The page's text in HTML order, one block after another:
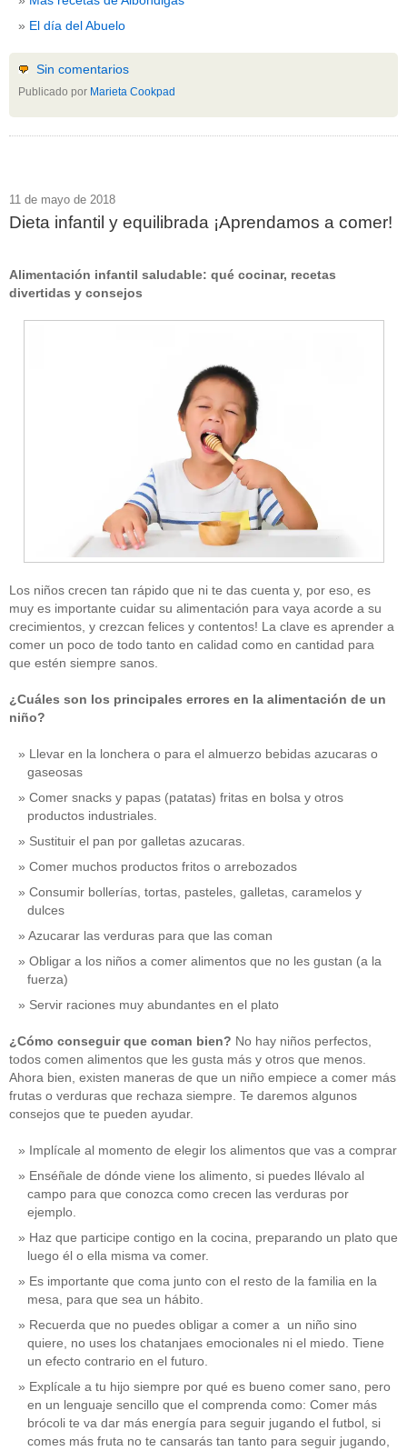
El día del Abuelo
Sin comentarios
Publicado por Marieta Cookpad
11 de mayo de 2018
Dieta infantil y equilibrada ¡Aprendamos a comer!
Alimentación infantil saludable: qué cocinar, recetas
divertidas y consejos
Los niños crecen tan rápido que ni te das cuenta y, por eso, es
muy es importante cuidar su alimentación para vaya acorde a su
crecimientos, y crezcan felices y contentos! La clave es aprender a
comer un poco de todo tanto en calidad como en cantidad para
que estén siempre sanos.
¿Cuáles son los principales errores en la alimentación de un
niño?
Llevar en la lonchera o para el almuerzo bebidas azucaras o
gaseosas
Comer snacks y papas (patatas) fritas en bolsa y otros
productos industriales.
Sustituir el pan por galletas azucaras.
Comer muchos productos fritos o arrebozados
Consumir bollerías, tortas, pasteles, galletas, caramelos y
dulces
Azucarar las verduras para que las coman
Obligar a los niños a comer alimentos que no les gustan (a la
fuerza)
Servir raciones muy abundantes en el plato
¿Cómo conseguir que coman bien? No hay niños perfectos,
todos comen alimentos que les gusta más y otros que menos.
Ahora bien, existen maneras de que un niño empiece a comer más
frutas o verduras que rechaza siempre. Te daremos algunos
consejos que te pueden ayudar.
Implícale al momento de elegir los alimentos que vas a comprar
Enséñale de dónde viene los alimento, si puedes llévalo al
campo para que conozca como crecen las verduras por
ejemplo.
Haz que participe contigo en la cocina, preparando un plato que
luego él o ella misma va comer.
Es importante que coma junto con el resto de la familia en la
mesa, para que sea un hábito.
Recuerda que no puedes obligar a comer a un niño sino
quiere, no uses los chatanjaes emocionales ni el miedo. Tiene
un efecto contrario en el futuro.
Explícale a tu hijo siempre por qué es bueno comer sano, pero
en un lenguaje sencillo que el comprenda como: Comer más
brócoli te va dar más energía para seguir jugando el futbol, si
comes más fruta no te cansarás tan tanto para seguir jugando,